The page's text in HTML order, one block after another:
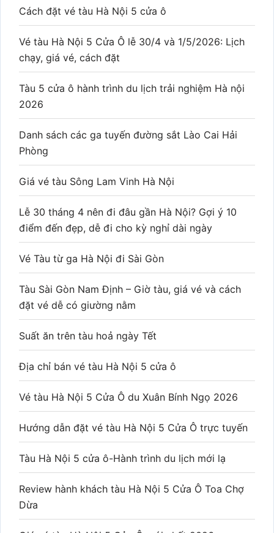
Cách đặt vé tàu Hà Nội 5 cửa ô
Vé tàu Hà Nội 5 Cửa Ô lễ 30/4 và 1/5/2026: Lịch
chạy, giá vé, cách đặt
Tàu 5 cửa ô hành trình du lịch trải nghiệm Hà nội
2026
Danh sách các ga tuyến đường sắt Lào Cai Hải
Phòng
Giá vé tàu Sông Lam Vinh Hà Nội
Lễ 30 tháng 4 nên đi đâu gần Hà Nội? Gợi ý 10
điểm đến đẹp, dễ đi cho kỳ nghỉ dài ngày
Vé Tàu từ ga Hà Nội đi Sài Gòn
Tàu Sài Gòn Nam Định – Giờ tàu, giá vé và cách
đặt vé dễ có giường nằm
Suất ăn trên tàu hoả ngày Tết
Địa chỉ bán vé tàu Hà Nội 5 cửa ô
Vé tàu Hà Nội 5 Cửa Ô du Xuân Bính Ngọ 2026
Hướng dẫn đặt vé tàu Hà Nội 5 Cửa Ô trực tuyến
Tàu Hà Nội 5 cửa ô-Hành trình du lịch mới lạ
Review hành khách tàu Hà Nội 5 Cửa Ô Toa Chợ
Dừa